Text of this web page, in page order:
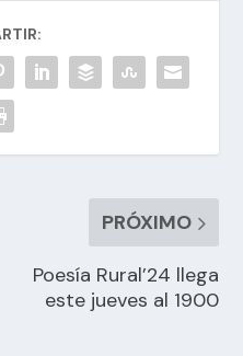
PRÓXIMO
Poesía Rural’24 llega
este jueves al 1900